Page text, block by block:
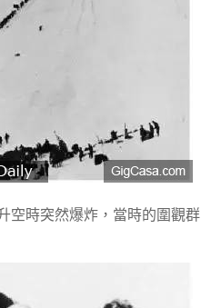
空時突然爆炸，當時的圍觀群